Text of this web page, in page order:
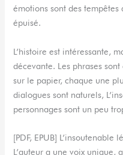
émotions sont des
épuisé.
L’histoire est intéressante,
décevante. Les phrases
sur le papier, chaque une
dialogues sont naturels,
personnages sont un peu
[PDF, EPUB] L’insoutenable
L’auteur a une voix unique,